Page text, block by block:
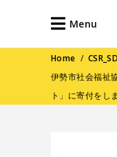
Menu
Home /
伊勢市社会福祉
ト」に寄付をし